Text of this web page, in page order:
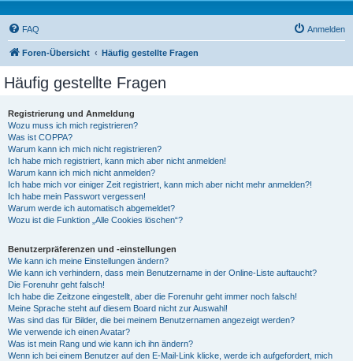
FAQ Anmelden
Foren-Übersicht Häufig gestellte Fragen
Häufig gestellte Fragen
Registrierung und Anmeldung
Wozu muss ich mich registrieren?
Was ist COPPA?
Warum kann ich mich nicht registrieren?
Ich habe mich registriert, kann mich aber nicht anmelden!
Warum kann ich mich nicht anmelden?
Ich habe mich vor einiger Zeit registriert, kann mich aber nicht mehr anmelden?!
Ich habe mein Passwort vergessen!
Warum werde ich automatisch abgemeldet?
Wozu ist die Funktion „Alle Cookies löschen“?
Benutzerpräferenzen und -einstellungen
Wie kann ich meine Einstellungen ändern?
Wie kann ich verhindern, dass mein Benutzername in der Online-Liste auftaucht?
Die Forenuhr geht falsch!
Ich habe die Zeitzone eingestellt, aber die Forenuhr geht immer noch falsch!
Meine Sprache steht auf diesem Board nicht zur Auswahl!
Was sind das für Bilder, die bei meinem Benutzernamen angezeigt werden?
Wie verwende ich einen Avatar?
Was ist mein Rang und wie kann ich ihn ändern?
Wenn ich bei einem Benutzer auf den E-Mail-Link klicke, werde ich aufgefordert, mich